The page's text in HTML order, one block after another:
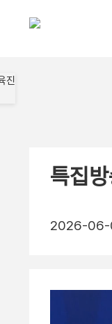
특집
2026-